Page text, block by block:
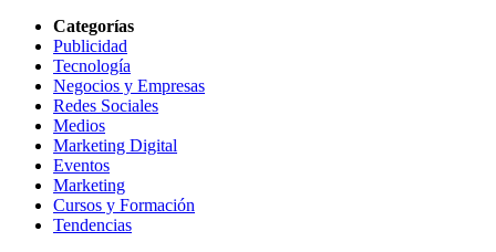
Categorías
Publicidad
Tecnología
Negocios y Empresas
Redes Sociales
Medios
Marketing Digital
Eventos
Marketing
Cursos y Formación
Tendencias